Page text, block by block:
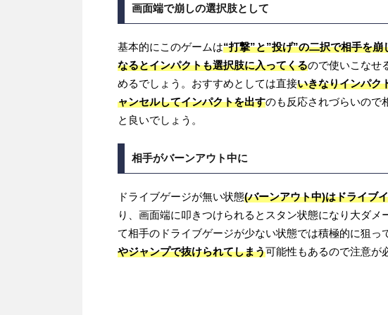
画面端で崩しの選択肢として
基本的にこのゲームは“打撃”と”投げ”の二択で相手を崩
なるとインパクトも選択肢に入ってくるので使いこなせ
めるでしょう。おすすめとしては直接いきなりインパク
ャンセルしてインパクトを出すのも反応されづらいので
と良いでしょう。
相手がバーンアウト中に
ドライブゲージが無い状態(バーンアウト中)はドライブ
り、画面端に叩きつけられるとスタン状態になり大ダメ
て相手のドライブゲージが少ない状態では積極的に狙っ
やジャンプで抜けられてしまう可能性もあるので注意が